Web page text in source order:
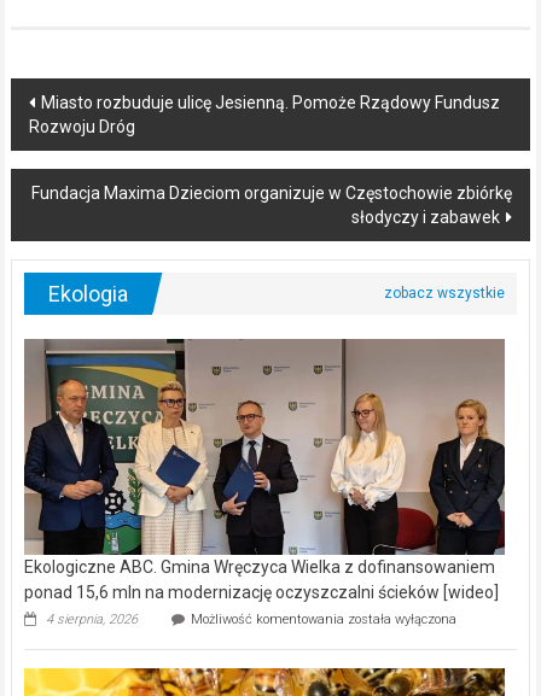
Post
navigation
Miasto rozbuduje ulicę Jesienną. Pomoże Rządowy Fundusz
Rozwoju Dróg
Fundacja Maxima Dzieciom organizuje w Częstochowie zbiórkę
słodyczy i zabawek
Ekologia
Ekologiczne ABC. Gmina Wręczyca Wielka z dofinansowaniem
ponad 15,6 mln na modernizację oczyszczalni ścieków [wideo]
4 sierpnia, 2026 Możliwość komentowania Ekologiczne
Wręczyca
została wyłączona